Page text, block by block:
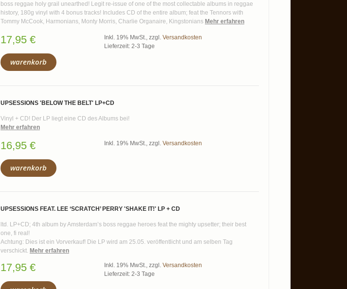
boss reggae holy grail unearthed! Legit re-issue of one of the most collectable albums in reggae
history, 180g vinyl with 4 bonus tracks! Includes CD of the entire album; feat the Tennors with
Tommy McCook, Harmonians, Monty Morris, Charlie Organaire, Kingstonians Mehr erfahren
17,95 € Inkl. 19% MwSt., zzgl. Versandkosten
Lieferzeit: 2-3 Tage
warenkorb
UPSESSIONS 'BELOW THE BELT' LP+CD
Vinyl + CD! Der LP liegt eine CD des Albums bei!
Mehr erfahren
16,95 € Inkl. 19% MwSt., zzgl. Versandkosten
warenkorb
UPSESSIONS FEAT. LEE ‘SCRATCH’ PERRY 'SHAKE IT!' LP + CD
ltd. LP+CD; 4th album by Amsterdam’s boss reggae heroes feat the mighty upsetter; their best
one, fi real!
Achtung: Dies ist ein Vorverkauf! Die LP wird am 25.05. veröffentlicht und am selben Tag
verschickt. Mehr erfahren
17,95 € Inkl. 19% MwSt., zzgl. Versandkosten
Lieferzeit: 2-3 Tage